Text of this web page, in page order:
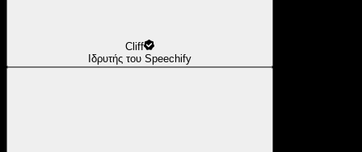
Cliff
Ιδρυτής του Speechify